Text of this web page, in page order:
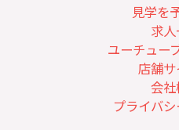
見学を
求
ユーチュー
店舗
会
プライバ